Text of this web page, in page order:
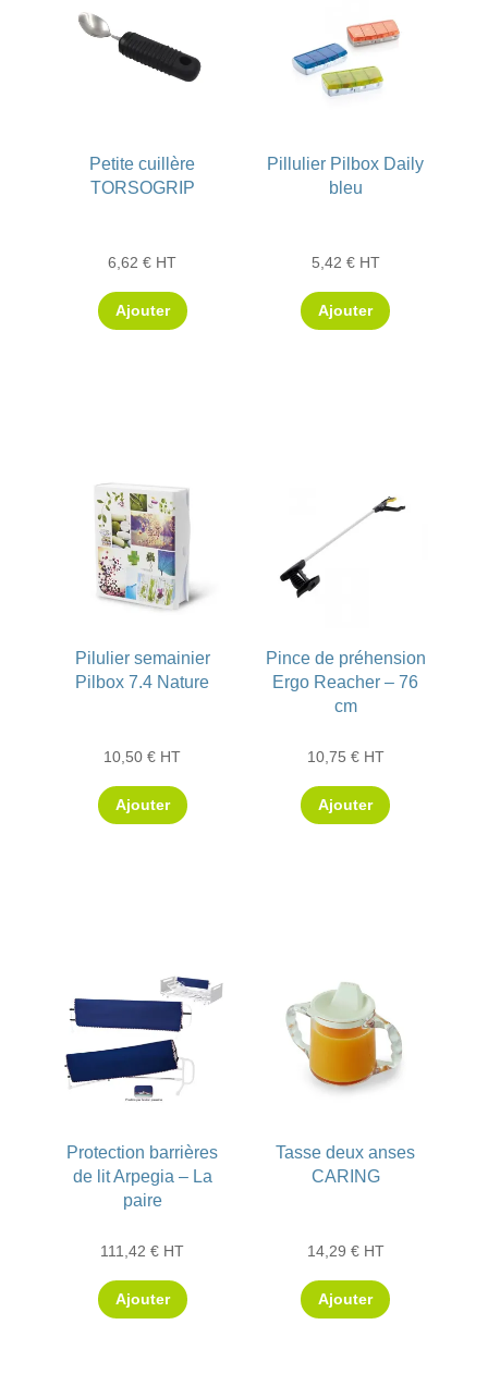
Petite cuillère
TORSOGRIP
6,62€ HT
Ajouter
Pillulier Pilbox Daily
bleu
5,42 € HT
Ajouter
produit
être
du
produit
Pilulier semainier
Pilbox 7.4 Nature
10,50€ HT
Ajouter
Pince de préhension
Ergo Reacher – 76
cm
10,75 € HT
Ajouter
Protection barrières
de lit Arpegia – La
paire
111,42€ HT
Ajouter
Tasse deux anses
CARING
14,29 € HT
Ajouter